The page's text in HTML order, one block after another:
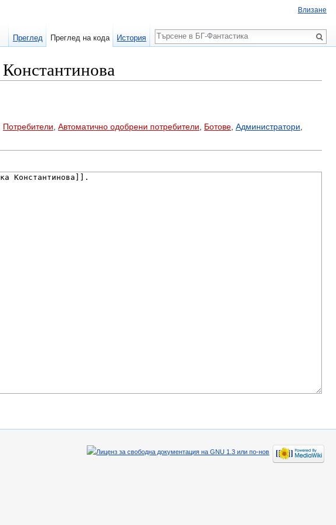
Потребители Автоматично одобрени потребители Ботове Администратори
Влизане
Преглед Преглед на кода История
Търсене